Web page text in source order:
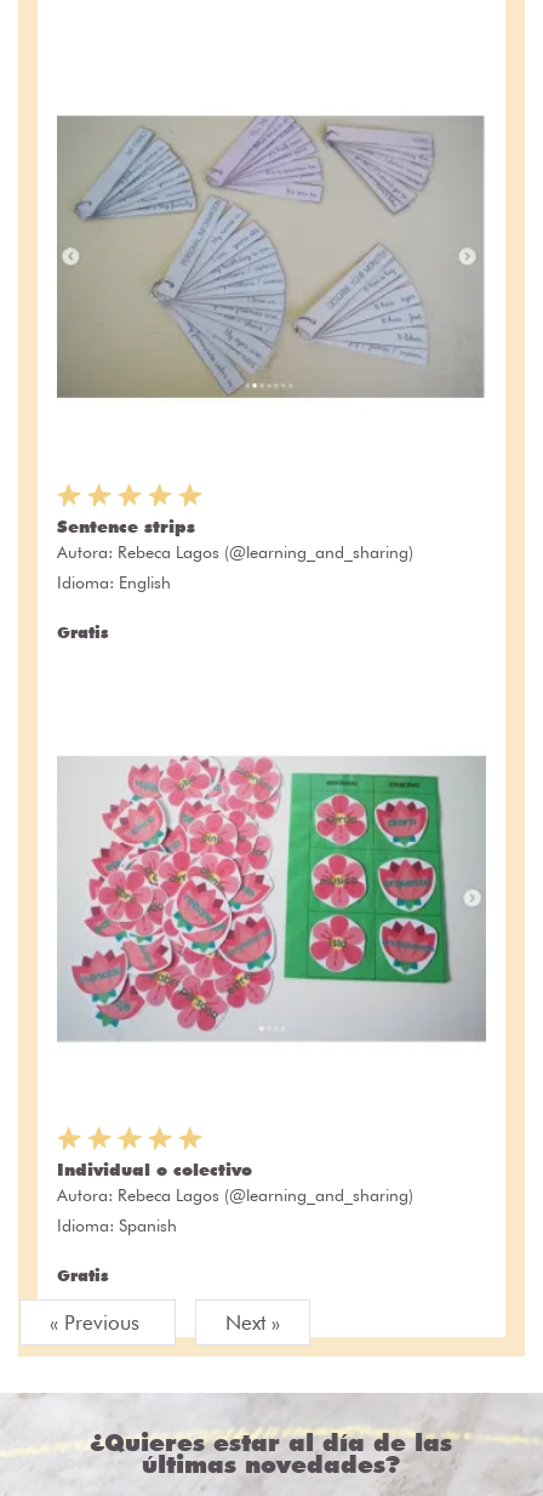
Sentence strips
Autora: Rebeca Lagos (@learning_and_sharing)
Idioma: English
Gratis
Individual o colectivo
Autora: Rebeca Lagos (@learning_and_sharing)
Idioma: Spanish
Gratis
« Previous Next »
¿Quieres estar al día de las
últimas novedades?